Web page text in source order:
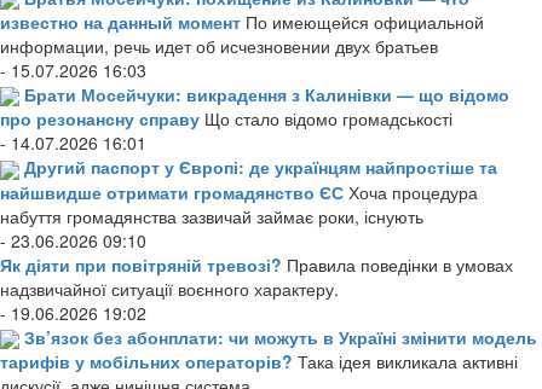
известно на данный момент По имеющейся официальной
информации, речь идет об исчезновении двух братьев
- 15.07.2026 16:03
Брати Мосейчуки: викрадення з Калинівки — що відомо
про резонансну справу Що стало відомо громадськості
- 14.07.2026 16:01
Другий паспорт у Європі: де українцям найпростіше та
найшвидше отримати громадянство ЄС Хоча процедура
набуття громадянства зазвичай займає роки, існують
- 23.06.2026 09:10
Як діяти при повітряній тревозі? Правила поведінки в умовах
надзвичайної ситуації воєнного характеру.
- 19.06.2026 19:02
Зв’язок без абонплати: чи можуть в Україні змінити модель
тарифів у мобільних операторів? Така ідея викликала активні